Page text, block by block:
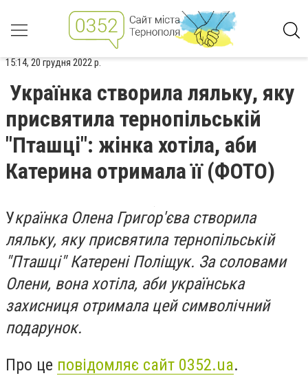
15:14, 20 грудня 2022 р.
Українка створила ляльку, яку
присвятила тернопільській
"Пташці": жінка хотіла, аби
Катерина отримала її (ФОТО)
Українка Олена Григор'єва створила
ляльку, яку присвятила тернопільській
"Пташці" Катерені Поліщук. За соловами
Олени, вона хотіла, аби українська
захисниця отримала цей символічний
подарунок.
Про це повідомляє сайт 0352.ua.